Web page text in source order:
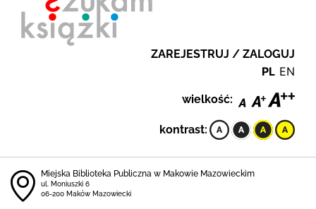
ZAREJESTRUJ / ZALOGUJ
PL EN
wielkość:
kontrast:
Miejska Biblioteka Publiczna w Makowie Mazowieckim
ul. Moniuszki 6
06-200 Maków Mazowiecki